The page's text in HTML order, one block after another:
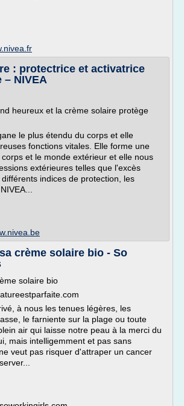
: protectrice et activatrice
– NIVEA
heureux et la crème solaire protège
le plus étendu du corps et elle
fonctions vitales. Elle forme une
et le monde extérieur et elle nous
extérieures telles que l'excès
différents indices de protection, les
crème solaire bio - So
solaire bio
à nous les tenues légères, les
le farniente sur la plage ou toute
air qui laisse notre peau à la merci du
mais intelligemment et pas sans
veut pas risquer d'attraper un cancer